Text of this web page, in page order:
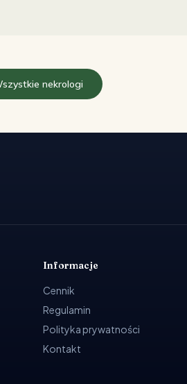
nekrologi
Informacje
Cennik
Regulamin
Polityka prywatności
Kontakt